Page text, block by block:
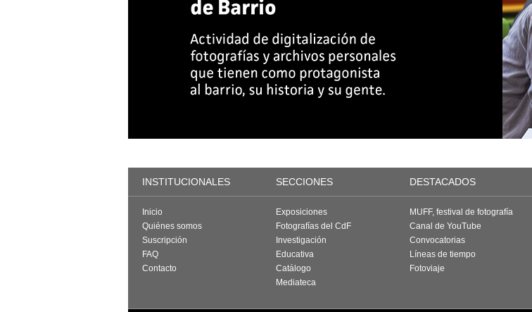
INSTITUCIONALES SECCIONES DESTACADOS
Inicio
Quiénes somos
Suscripción
FAQ
Contacto
Exposiciones
Fotografías del CdF
Investigación
Educativa
Catálogo
Mediateca
MUFF, festival de fotografía
Canal de YouTube
Convocatorias
Líneas de tiempo
Fotoviaje